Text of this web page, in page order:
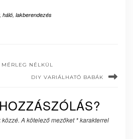
háló, lakberendezés
NÉLKÜL
DIY VARIÁLHATÓ BABÁK
közzé. A kötelező mezőket*karakterrel